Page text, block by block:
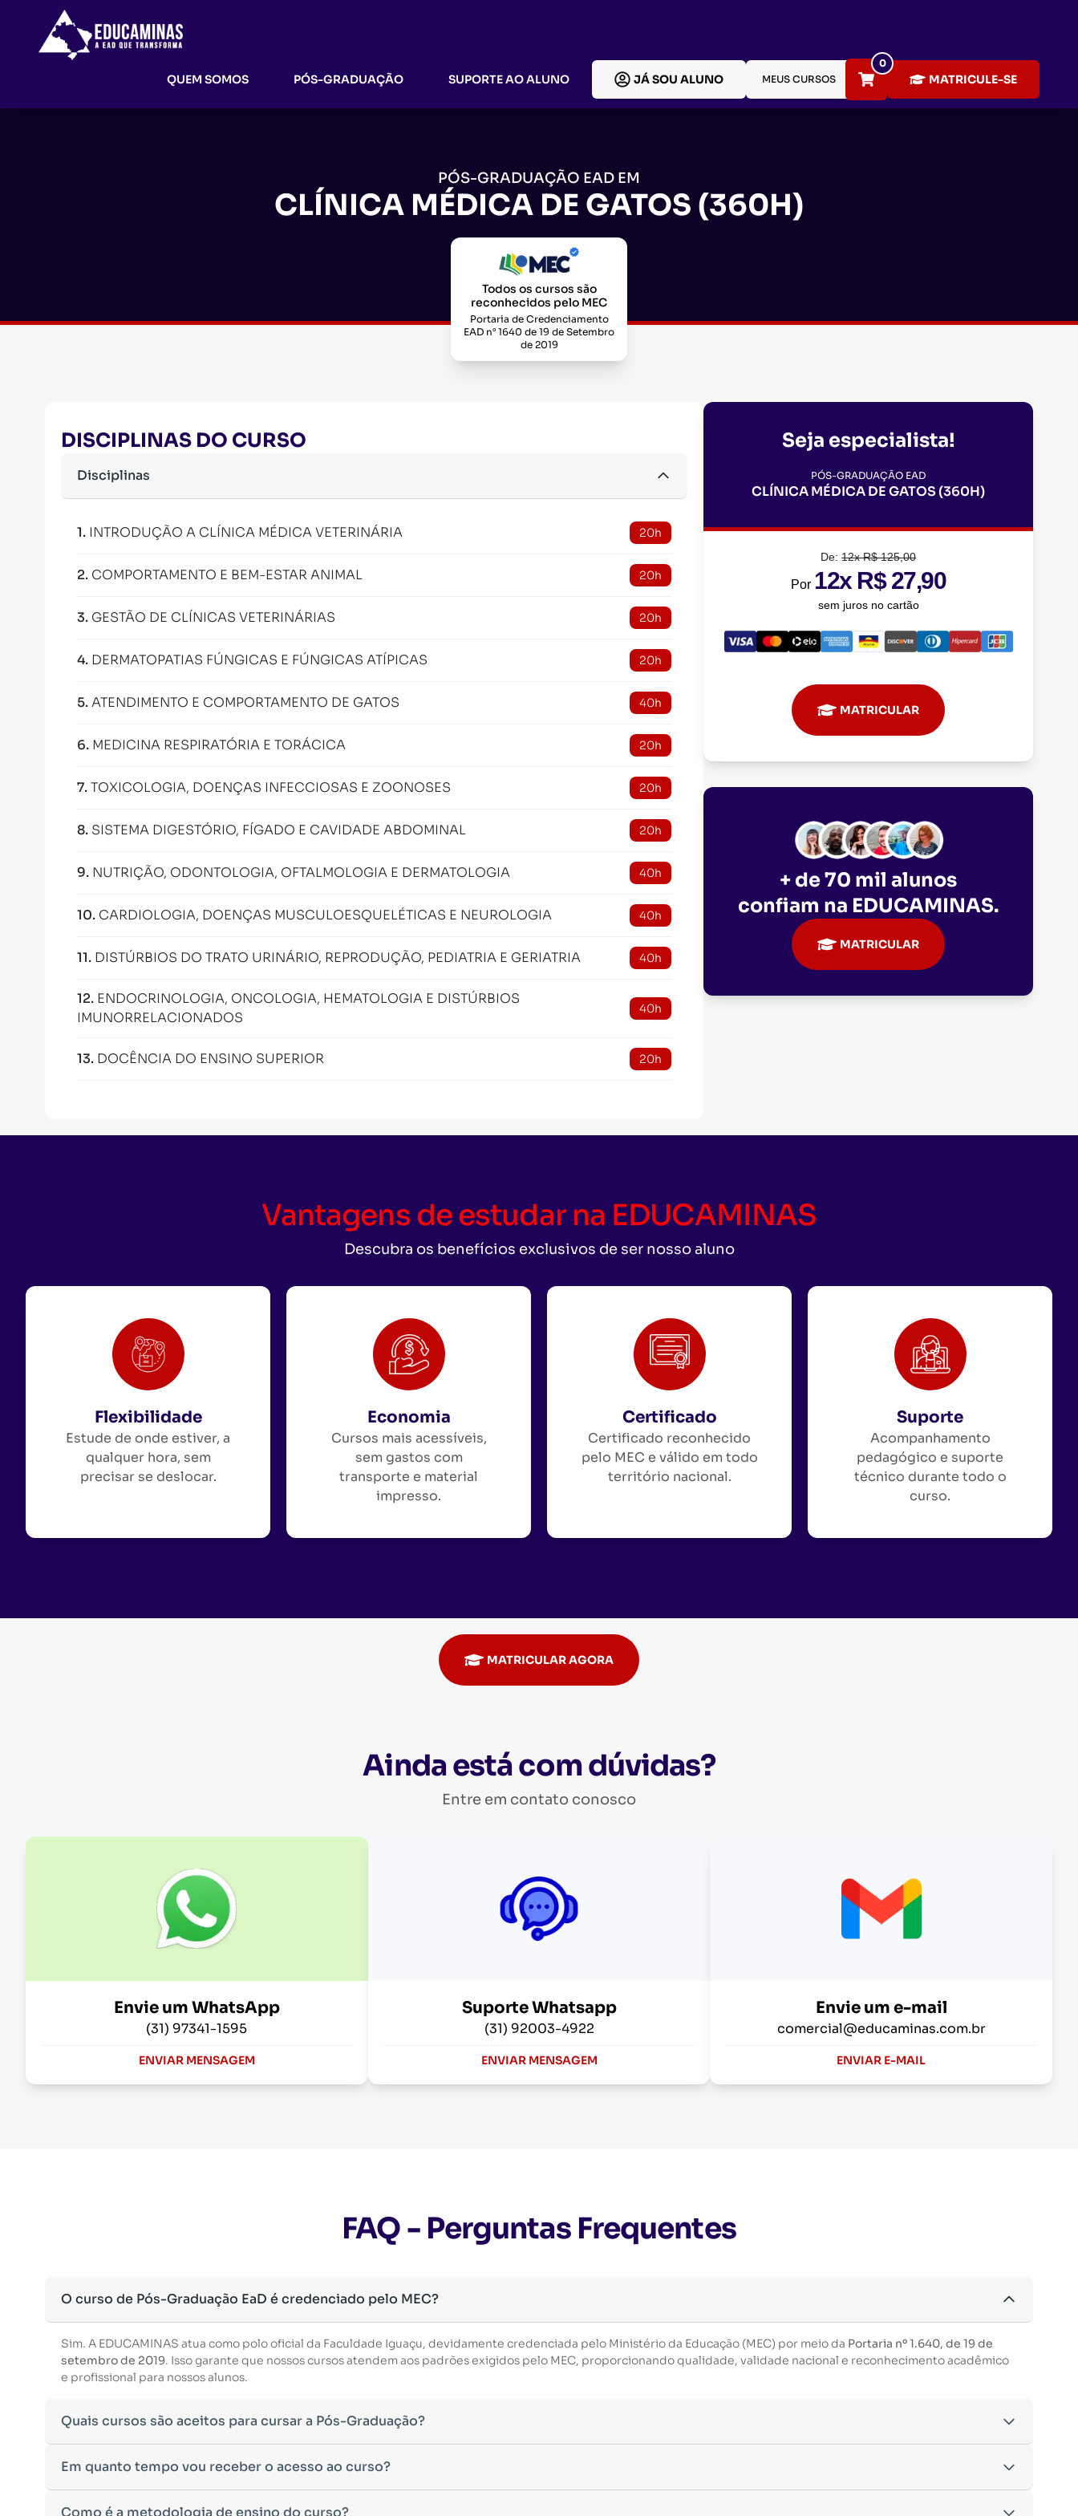
QUEM SOMOS PÓS-GRADUAÇÃO SUPORTE AO ALUNO JÁ SOU ALUNO MEUS CURSOS
0
MATRICULE-SE
PÓS-GRADUAÇÃO EAD EM
CLÍNICA MÉDICA DE GATOS (360H)
Todos os cursos são
reconhecidos pelo MEC
Portaria de Credenciamento
EAD n° 1640 de 19 de Setembro
de 2019
DISCIPLINAS DO CURSO
Disciplinas
1. INTRODUÇÃO A CLÍNICA MÉDICA VETERINÁRIA 20h
2. COMPORTAMENTO E BEM-ESTAR ANIMAL 20h
3. GESTÃO DE CLÍNICAS VETERINÁRIAS 20h
4. DERMATOPATIAS FÚNGICAS E FÚNGICAS ATÍPICAS 20h
5.ATENDIMENTO E COMPORTAMENTO DE GATOS 40h
6. MEDICINA RESPIRATÓRIA E TORÁCICA 20h
7.TOXICOLOGIA, DOENÇAS INFECCIOSAS E ZOONOSES 20h
8. SISTEMA DIGESTÓRIO, FÍGADO E CAVIDADE ABDOMINAL 20h
9. NUTRIÇÃO, ODONTOLOGIA, OFTALMOLOGIA E DERMATOLOGIA 40h
10. CARDIOLOGIA, DOENÇAS MUSCULOESQUELÉTICAS E NEUROLOGIA 40h
11. DISTÚRBIOS DO TRATO URINÁRIO, REPRODUÇÃO, PEDIATRIA E GERIATRIA 40h
12. ENDOCRINOLOGIA, ONCOLOGIA, HEMATOLOGIA E DISTÚRBIOS
IMUNORRELACIONADOS
40h
13. DOCÊNCIA DO ENSINO SUPERIOR 20h
Seja especialista!
PÓS-GRADUAÇÃO EAD
CLÍNICA MÉDICA DE GATOS (360H)
De:12x R$ 125,00
Por 12x R$ 27,90
sem juros no cartão
MATRICULAR
+ de 70 mil alunos
confiam na EDUCAMINAS.
MATRICULAR
Vantagens de estudar na EDUCAMINAS
Descubra os benefícios exclusivos de ser nosso aluno
Flexibilidade
Estude de onde estiver, a
qualquer hora, sem
precisar se deslocar.
Economia
Cursos mais acessíveis,
sem gastos com
transporte e material
impresso.
Certificado
Certificado reconhecido
pelo MEC e válido em todo
território nacional.
Suporte
Acompanhamento
pedagógico e suporte
técnico durante todo o
curso.
MATRICULAR AGORA
Ainda está com dúvidas?
Entre em contato conosco
Envie um WhatsApp
(31) 97341-1595
ENVIAR MENSAGEM
Suporte Whatsapp
(31) 92003-4922
ENVIAR MENSAGEM
Envie um e-mail
comercial@educaminas.com.br
ENVIAR E-MAIL
FAQ - Perguntas Frequentes
O curso de Pós-Graduação EaD é credenciado pelo MEC?
Sim. A EDUCAMINAS atua como polo oficial da Faculdade Iguaçu, devidamente credenciada pelo Ministério da Educação (MEC) por meio da Portaria nº 1.640, de 19 de
setembro de 2019. Isso garante que nossos cursos atendem aos padrões exigidos pelo MEC, proporcionando qualidade, validade nacional e reconhecimento acadêmico
e profissional para nossos alunos.
Quais cursos são aceitos para cursar a Pós-Graduação?
Para ingressar em um curso de pós-graduação, é necessário ter concluído uma graduação reconhecida pelo MEC. De acordo com os critérios estabelecidos pelo
Em quanto tempo vou receber o acesso ao curso?
Após a conclusão da sua matrícula e a confirmação dos seus dados, o acesso ao curso será liberado automaticamente.
Como é a metodologia de ensino do curso?